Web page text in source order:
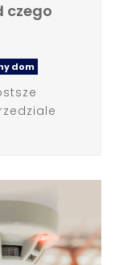
czego
dom